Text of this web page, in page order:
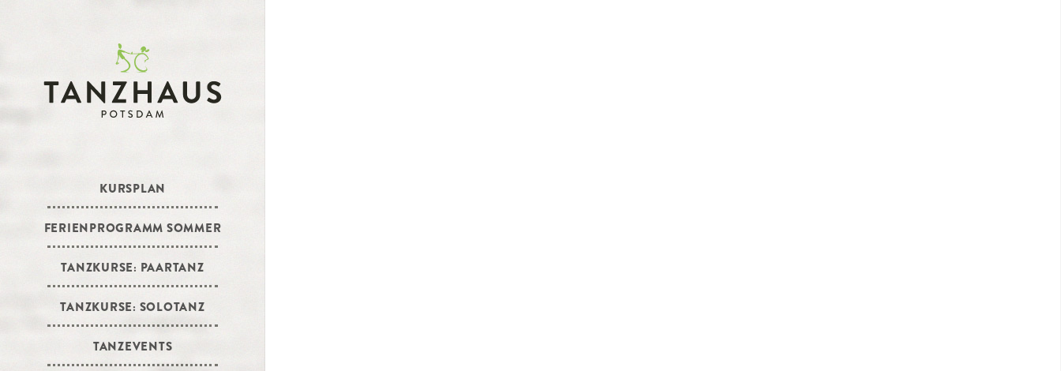
KURSPLAN
FERIENPROGRAMM SOMMER
TANZKURSE: PAARTANZ
TANZKURSE: SOLOTANZ
TANZEVENTS